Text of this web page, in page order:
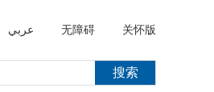
عربي 无障碍 关怀版